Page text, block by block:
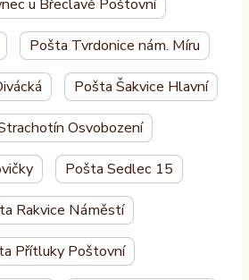
u Břeclavě Poštovní
Pošta Tvrdonice nám. Míru
Pošta Šakvice Hlavní
Osvobození
Pošta Sedlec 15
Rakvice Náměstí
Přítluky Poštovní